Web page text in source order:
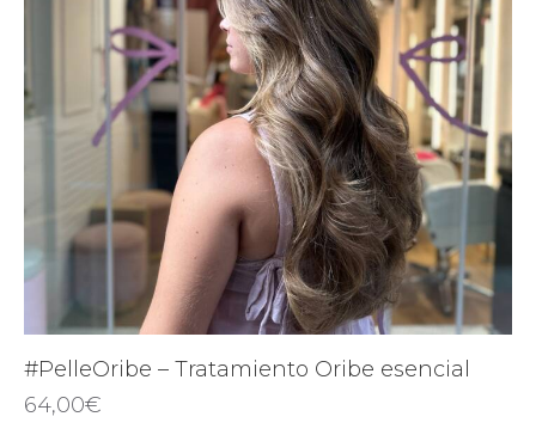
#PelleOribe – Tratamiento Oribe esencial
64,00€